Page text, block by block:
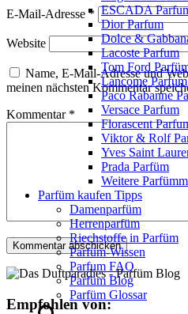
ESCADA
Dior Parfum
Dolce &
Lacoste Parfum
Tom Ford
Lancome Parfum
Paco Rabanne
Versace Parfum
Florascent
Viktor & Rolf
Yves Saint
Prada Parfüm
Weitere
Parfüm kaufen Tipps
Damenparfüm
Herrenparfüm
Riechstoffe in Parfüm
Parfüm-Wissen
Parfum FAQ
Parfüm Blog
Parfüm Glossar
E-Mail-Adresse *
Website
Name, E-Mail-Adresse und
meinen nächsten Kommentar
Kommentar *
Empfohlen von: